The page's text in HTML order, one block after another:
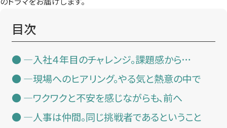
目次
—入社４年目のチャレンジ。課題感から…
—現場へのヒアリング。やる気と熱意の中で
—ワクワクと不安を感じながらも、前へ
—人事は仲間。同じ挑戦者であるということ